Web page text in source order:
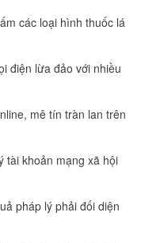
các loại hình thuốc lá
điện lừa đảo với nhiều
mê tín tràn lan trên
tài khoản mạng xã hội
pháp lý phải đối diện